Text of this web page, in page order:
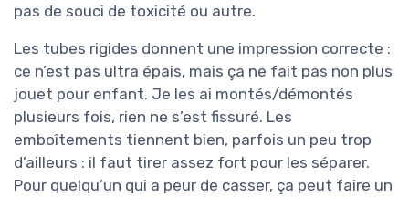
pas de souci de toxicité ou autre.
Les tubes rigides donnent une impression correcte :
ce n’est pas ultra épais, mais ça ne fait pas non plus
jouet pour enfant. Je les ai montés/démontés
plusieurs fois, rien ne s’est fissuré. Les
emboîtements tiennent bien, parfois un peu trop
d’ailleurs : il faut tirer assez fort pour les séparer.
Pour quelqu’un qui a peur de casser, ça peut faire un